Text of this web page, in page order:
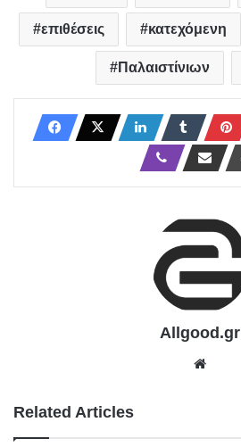
επιθέσεις κατεχόμενη
Παλαιστίνιων
Allgood.gr
Related Articles